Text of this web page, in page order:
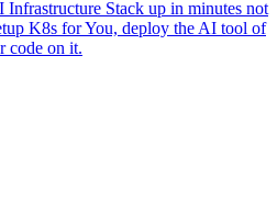
Stack up in minutes not
K8s for You, deploy the AI tool of
code on it.